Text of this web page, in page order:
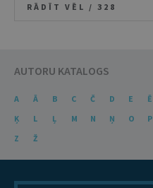
RĀDĪT VĒL / 328
AUTORU KATALOGS
A Ā B C Č D E Ē
Ķ
L Ļ M N Ņ O P
Z
Ž